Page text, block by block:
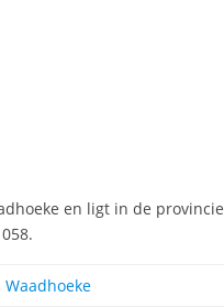
en ligt in de provincie
Waadhoeke